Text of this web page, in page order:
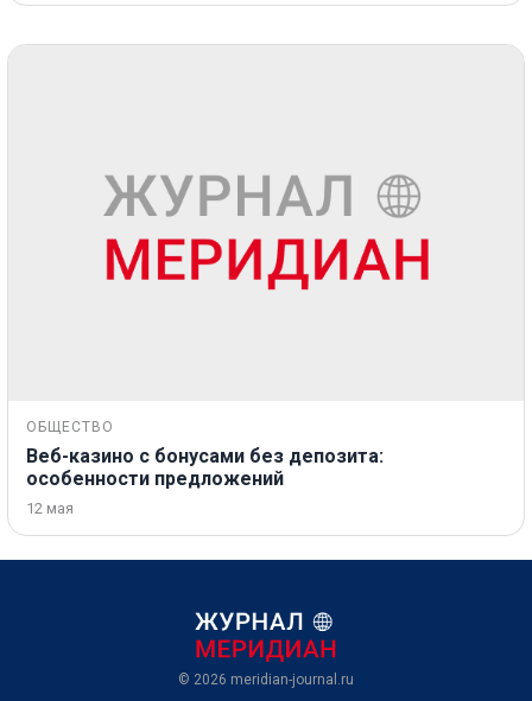
ОБЩЕСТВО
Веб-казино с бонусами без депозита:
особенности предложений
12 мая
© 2026 meridian-journal.ru